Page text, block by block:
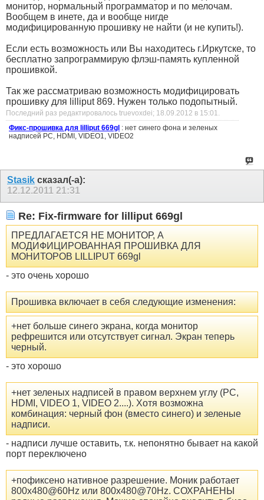
монитор, нормальный программатор и по мелочам.
Вообщем в инете, да и вообще нигде
модифицированную прошивку не найти (и не купить!).
Если есть возможность или Вы находитесь г.Иркутске, то
бесплатно запрограммирую флэш-память купленной
прошивкой.
Так же рассматриваю возможность модифицировать
прошивку для lilliput 869. Нужен только подопытный.
Последний раз редактировалось truevoxdei; 18.09.2012 в 15:01
Фикс-прошивка для lilliput 669gl : нет синего фона и зеленых
надписей PC, HDMI, VIDEO1, VIDEO2
Stasik сказал(-а):
12.12.2011 21:31
Re: Fix-firmware for lilliput 669gl
ПРЕДЛАГАЕТСЯ НЕ МОНИТОР, А
МОДИФИЦИРОВАННАЯ ПРОШИВКА ДЛЯ
МОНИТОРОВ LILLIPUT 669gl
- это очень хорошо
Прошивка включает в себя следующие изменения:
+нет больше синего экрана, когда монитор
рефрешится или отсутствует сигнал. Экран теперь
черный.
- это хорошо
+нет зеленых надписей в правом верхнем углу (PC,
HDMI, VIDEO 1, VIDEO 2....). Хотя возможна
комбинация: черный фон (вместо синего) и зеленые
надписи.
- надписи лучше оставить, т.к. непонятно бывает на какой
порт переключено
+пофиксено нативное разрешение. Моник работает
800x480@60Hz или 800x480@70Hz. СОХРАНЕНЫ